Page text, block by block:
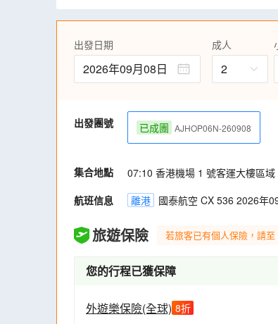
中索道等)暢遊立山黑部不同景區
更是日本最高的電動巴士。
到訪「日本中部世外桃源」上高地
故鄉，這一帶被白樺、落葉松等的
悉心安排多個賞紅葉名所，體驗秋
掌村、「日本三大名園」兼六園
名古屋城，仲可以遊覽名花之里
出發日期
2026年09月08日
成人
2
出發團號 已成團 AJHOP06N-260908
集合地點 07:10 香港機場 1 號客運大樓區域
航班信息
離港 國泰航空 CX 536 2026年
旅遊保險 若旅客已有個人保險，請
您的行程已獲保障
外遊樂保險(全球) 8折